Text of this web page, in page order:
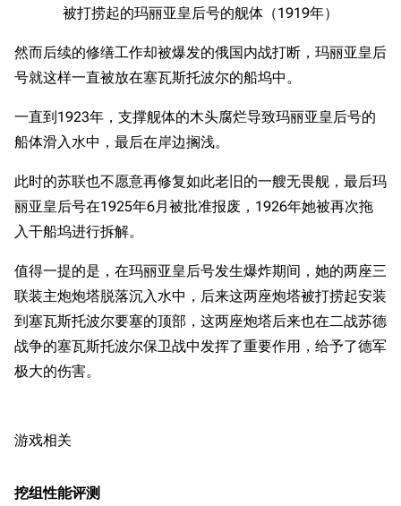
被打捞起的玛丽亚皇后号的舰体（1919年）
然而后续的修缮工作却被爆发的俄国内战打断，玛丽亚皇后
号就这样一直被放在塞瓦斯托波尔的船坞中。
一直到1923年，支撑舰体的木头腐烂导致玛丽亚皇后号的
船体滑入水中，最后在岸边搁浅。
此时的苏联也不愿意再修复如此老旧的一艘无畏舰，最后玛
丽亚皇后号在1925年6月被批准报废，1926年她被再次拖
入干船坞进行拆解。
值得一提的是，在玛丽亚皇后号发生爆炸期间，她的两座三
联装主炮炮塔脱落沉入水中，后来这两座炮塔被打捞起安装
到塞瓦斯托波尔要塞的顶部，这两座炮塔后来也在二战苏德
战争的塞瓦斯托波尔保卫战中发挥了重要作用，给予了德军
极大的伤害。
游戏相关
挖组性能评测